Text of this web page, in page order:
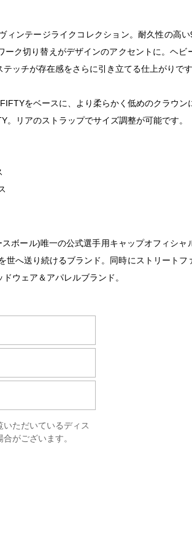
ンテージライクコレクション。耐久性の高い
ク切り替えがデザインのアクセントに。ヘビ
ッチが存在感をさらに引き立てる仕上がりです
をベースに、より柔らかく低めのクラウン
リアのストラップでサイズ調整が可能です。
ボール)唯一の公式選手用キャップオフィシャ
へ送り続けるブランド。同時にストリートフ
ウェア＆アパレルブランド。
ただいているディス
がございます。